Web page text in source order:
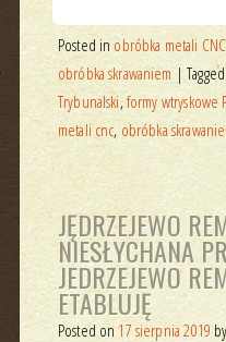
Posted in obróbka metali
obróbka skrawaniem |
Trybunalski,formy wtryskowe
metali cnc, obróbka
JĘDRZEJEWO
NIESŁYCHANA
JEDRZEJEWO
ETABLUJĘ
Posted on17 sierpnia 2019 by